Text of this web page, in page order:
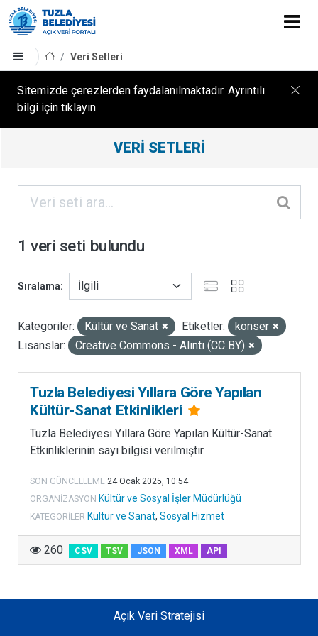
Veri Setleri
Sitemizde çerezlerden faydalanılmaktadır. Ayrıntılı
bilgi için tıklayın
Sonuçları
ORGANIZASYONLAR
KATEGORILER
ETIKETLER
LISANSLAR
VERI SETLERI
1 veri seti bulundu
Sıralama
Kategoriler: Kültür ve Sanat Etiketler:
konser
Lisanslar:
Creative Commons - Alıntı (CC BY)
Tuzla Belediyesi Yıllara Göre Yapılan
Kültür-Sanat Etkinlikleri
Tuzla Belediyesi Yıllara Göre Yapılan Kültür-Sanat
Etkinliklerinin sayı bilgisi verilmiştir.
SON GÜNCELLEME 24 Ocak 2025, 10:54
ORGANIZASYON Kültür ve Sosyal İşler Müdürlüğü
KATEGORILER Kültür ve Sanat, Sosyal Hizmet
260 CSV TSV JSON XML API
Açık Veri Stratejisi